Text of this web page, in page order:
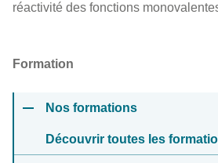
réactivité des fonctions
Formation
Nos formations
Découvrir toutes les